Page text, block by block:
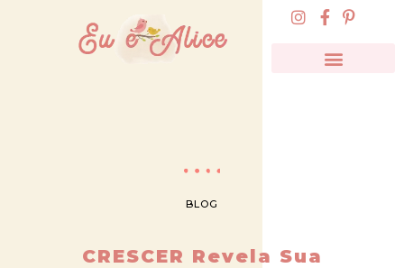
BLOG
CRESCER Revela Sua